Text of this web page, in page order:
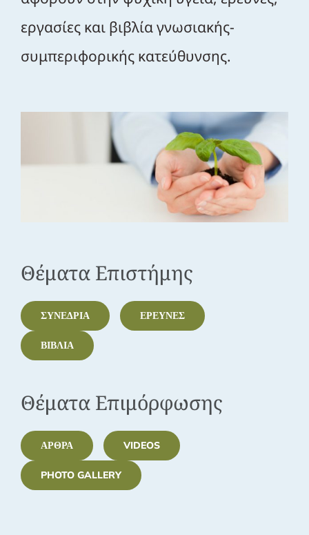
εργασίες και βιβλία γνωσιακής-
συμπεριφορικής κατεύθυνσης.
Θέματα Επιστήμης
ΣΥΝΈΔΡΙΑ ΈΡΕΥΝΕΣ
ΒΙΒΛΊΑ
Θέματα Επιμόρφωσης
ΆΡΘΡΑ VIDEOS
PHOTO GALLERY